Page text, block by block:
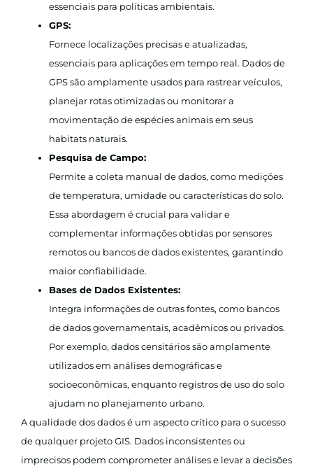
essenciais para políticas ambientais.
GPS:
Fornece localizações precisas e atualizadas,
essenciais para aplicações em tempo real. Dados de
GPS são amplamente usados para rastrear veículos,
planejar rotas otimizadas ou monitorar a
movimentação de espécies animais em seus
habitats naturais.
Pesquisa de Campo:
Permite a coleta manual de dados, como medições
de temperatura, umidade ou características do solo.
Essa abordagem é crucial para validar e
complementar informações obtidas por sensores
remotos ou bancos de dados existentes, garantindo
maior confiabilidade.
Bases de Dados Existentes:
Integra informações de outras fontes, como bancos
de dados governamentais, acadêmicos ou privados.
Por exemplo, dados censitários são amplamente
utilizados em análises demográficas e
socioeconômicas, enquanto registros de uso do solo
ajudam no planejamento urbano.
A qualidade dos dados é um aspecto crítico para o sucesso
de qualquer projeto GIS. Dados inconsistentes ou
imprecisos podem comprometer análises e levar a decisões